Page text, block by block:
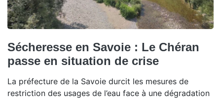
Sécheresse en Savoie : Le Chéran
passe en situation de crise
La préfecture de la Savoie durcit les mesures de
restriction des usages de l’eau face à une dégradation